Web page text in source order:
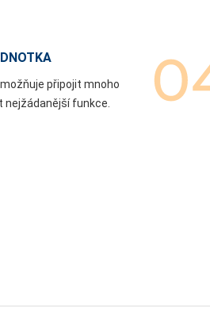
připojit mnoho
funkce.